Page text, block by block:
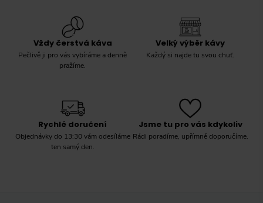
Vždy čerstvá káva
Pečlivě ji pro vás vybíráme a denně
pražíme.
Velký výběr kávy
Každý si najde tu svou chuť.
Rychlé doručení
Objednávky do 13:30 vám odesíláme
ten samý den.
Jsme tu pro vás kdykoliv
Rádi poradíme, upřímně doporučíme.